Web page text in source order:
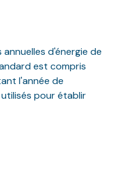
d'énergie de
est compris
l'année de
pour établir